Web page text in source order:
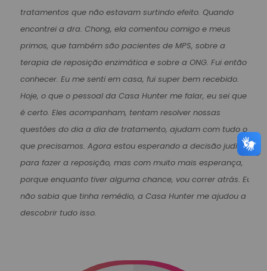
tratamentos que não estavam surtindo efeito. Quando
encontrei a dra. Chong, ela comentou comigo e meus
primos, que também são pacientes de MPS, sobre a
terapia de reposição enzimática e sobre a ONG. Fui então
conhecer. Eu me senti em casa, fui super bem recebido.
Hoje, o que o pessoal da Casa Hunter me falar, eu sei que
é certo. Eles acompanham, tentam resolver nossas
questões do dia a dia de tratamento, ajudam com tudo o
que precisamos. Agora estou esperando a decisão judicial
para fazer a reposição, mas com muito mais esperança,
porque enquanto tiver alguma chance, vou correr atrás. Eu
não sabia que tinha remédio, a Casa Hunter me ajudou a
descobrir tudo isso.